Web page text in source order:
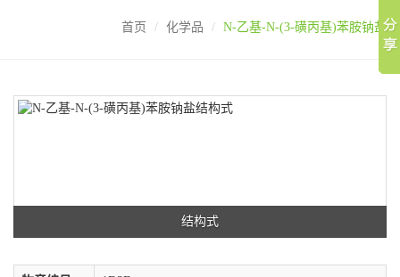
首页 化学品 N-乙基-N-(3-磺丙基)苯胺钠盐
结构式